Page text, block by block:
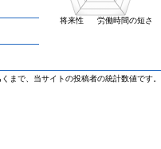
労働時間の短さ
将来性
まで、当サイトの投稿者の統計数値です。